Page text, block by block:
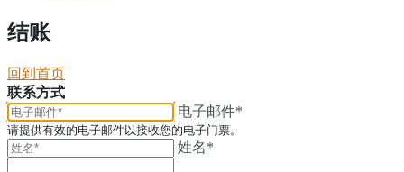
结账
回到首页
联系方式
电子邮件*
请提供有效的电子邮件以接收您的电子门票。
姓名*